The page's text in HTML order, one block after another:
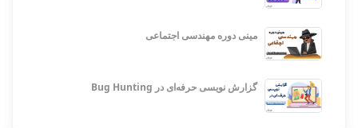
مینی دوره مهندسی اجتماعی
گزارش نویسی حرفه‌ای در Bug Hunting